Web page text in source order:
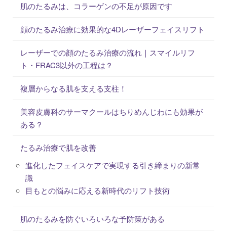
肌のたるみは、コラーゲンの不足が原因です
顔のたるみ治療に効果的な4Dレーザーフェイスリフト
レーザーでの顔のたるみ治療の流れ｜スマイルリフ
ト・FRAC3以外の工程は？
複層からなる肌を支える支柱！
美容皮膚科のサーマクールはちりめんじわにも効果が
ある？
たるみ治療で肌を改善
進化したフェイスケアで実現する引き締まりの新常
識
目もとの悩みに応える新時代のリフト技術
肌のたるみを防ぐいろいろな予防策がある